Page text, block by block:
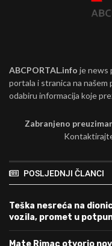
ABCPORTAL.info je news
portala i stranica na
odabiru informacija koje
Zabranjeno
POSLJEDNJI ČLANCI
Teška nesreća na
vozila, promet u